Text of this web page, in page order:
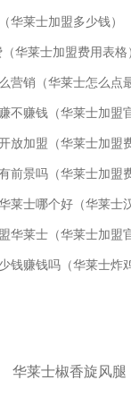
华莱士加盟多少钱）
华莱士加盟费用表格）
营销（华莱士怎么点
不赚钱（华莱士加盟
放加盟（华莱士加盟
前景吗（华莱士加盟
莱士哪个好（华莱士
华莱士（华莱士加盟
钱赚钱吗（华莱士炸
华莱士椒香旋风腿